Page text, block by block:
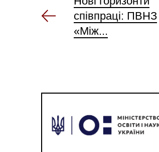
співпраці: ПВНЗ
«Між...